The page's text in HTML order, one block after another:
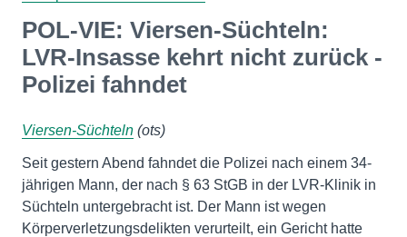
POL-VIE: Viersen-Süchteln:
LVR-Insasse kehrt nicht zurück -
Polizei fahndet
Viersen-Süchteln (ots)
Seit gestern Abend fahndet die Polizei nach einem 34-
jährigen Mann, der nach § 63 StGB in der LVR-Klinik in
Süchteln untergebracht ist. Der Mann ist wegen
Körperverletzungsdelikten verurteilt, ein Gericht hatte